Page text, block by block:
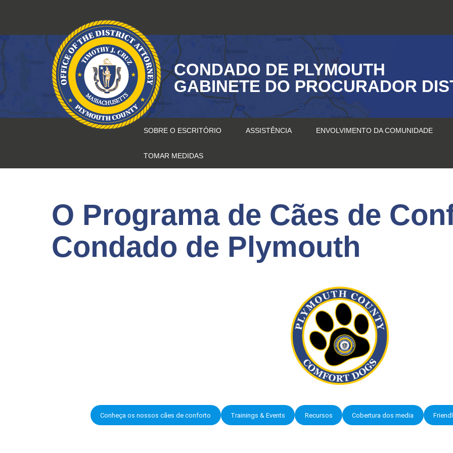
conteúdo
CONDADO DE PLYMOUTH
GABINETE DO PROCURADOR
SOBRE O ESCRITÓRIO ASSISTÊNCIA ENVOLVIMENTO DA COMUNIDADE
TOMAR MEDIDAS
O Programa de Cães de
Condado de Plymouth
Conheça os nossos cães de conforto Trainings & Events Recursos Cobertura dos media